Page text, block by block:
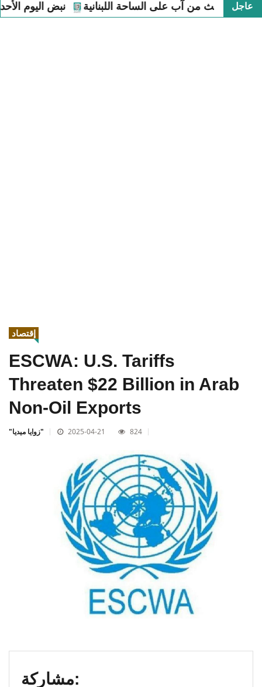
عاجل
على الساحة اللبنانية نبض اليوم الأحد الثاني من آب على
إقتصاد
ESCWA: U.S. Tariffs
Threaten $22 Billion in Arab
Non-Oil Exports
"زوايا ميديا" 2025-04-21 824
مشاركة: